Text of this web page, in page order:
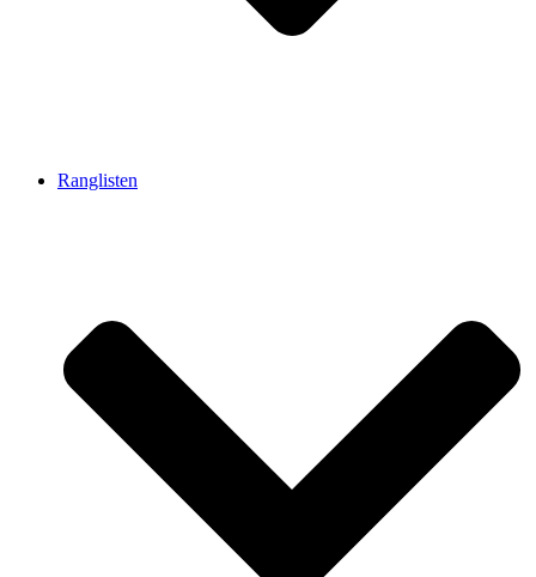
Ranglisten